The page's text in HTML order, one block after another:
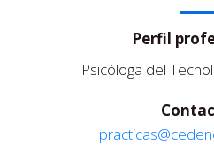
Perfil
Psicóloga del